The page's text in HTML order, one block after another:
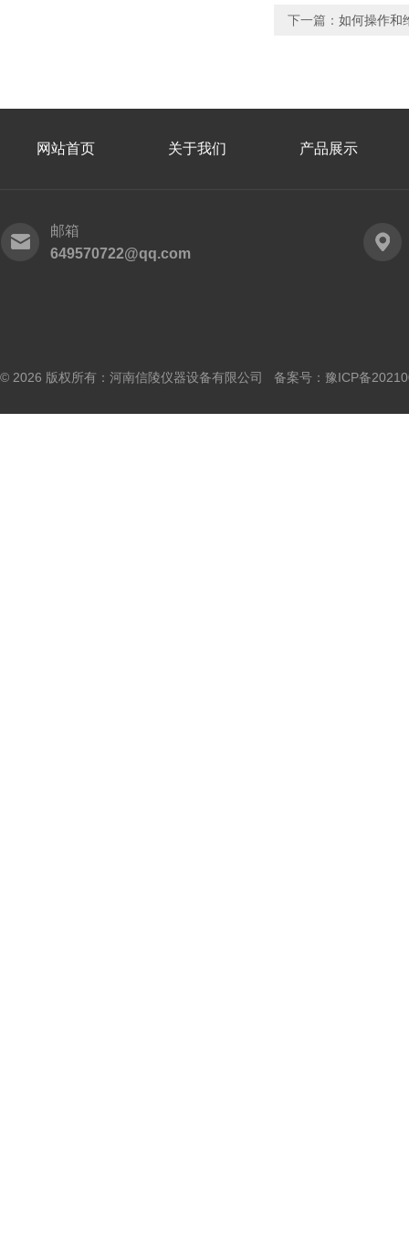
下一篇： 如何操作和
网站首页 关于我们 产品展示
邮箱
649570722@qq.com
© 2026 版权所有：河南信陵仪器设备有限公司 备案号： 豫ICP备